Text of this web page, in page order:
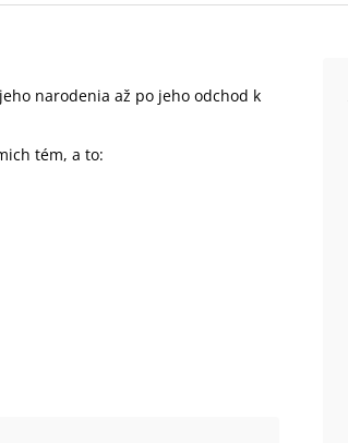
narodenia až po jeho odchod k
tém, a to: